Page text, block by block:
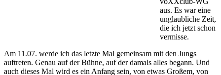
aus. Es war eine
unglaubliche Zeit,
die ich jetzt schon
vermisse.
Am 11.07. werde ich das letzte Mal gemeinsam mit den Jungs
auftreten. Genau auf der Bühne, auf der damals alles begann. Und
auch dieses Mal wird es ein Anfang sein, von etwas Großem, von